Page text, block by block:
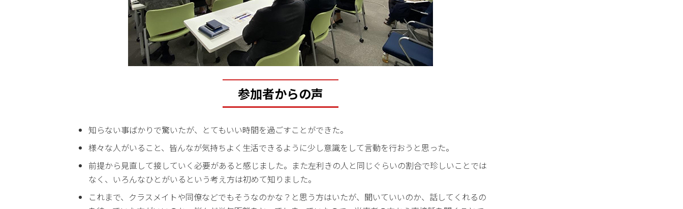
参加者からの声
知らない事ばかりで驚いたが、とてもいい時間を過ごすことができた。
様々な人がいること、皆んなが気持ちよく生活できるように少し意識をして言動を行おうと思った。
前提から見直して接していく必要があると感じました。また左利きの人と同じぐらいの割合で珍しいことでは
なく、いろんなひとがいるという考え方は初めて知りました。
これまで、クラスメイトや同僚などでもそうなのかな？と思う方はいたが、聞いていいのか、話してくれるの